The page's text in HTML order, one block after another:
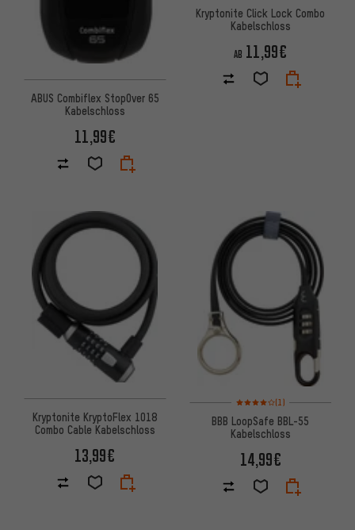
ABUS Combiflex StopOver 65
Kabelschloss
11,99€
Kryptonite Click Lock Combo
Kabelschloss
AB 11,99€
Kryptonite KryptoFlex 1018
Combo Cable Kabelschloss
13,99€
Bewertungen: 4 von 5
(1)
BBB LoopSafe BBL-55
Kabelschloss
14,99€